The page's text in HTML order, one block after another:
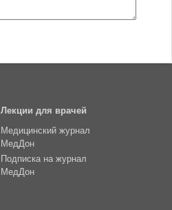
Лекции для врачей
Медицинский журнал
МедДон
Подписка на журнал
МедДон